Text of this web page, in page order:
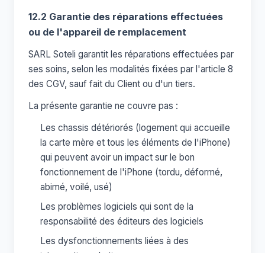
12.2 Garantie des réparations effectuées
ou de l'appareil de remplacement
SARL Soteli garantit les réparations effectuées par
ses soins, selon les modalités fixées par l'article 8
des CGV, sauf fait du Client ou d'un tiers.
La présente garantie ne couvre pas :
Les chassis détériorés (logement qui accueille
la carte mère et tous les éléments de l'iPhone)
qui peuvent avoir un impact sur le bon
fonctionnement de l'iPhone (tordu, déformé,
abimé, voilé, usé)
Les problèmes logiciels qui sont de la
responsabilité des éditeurs des logiciels
Les dysfonctionnements liées à des